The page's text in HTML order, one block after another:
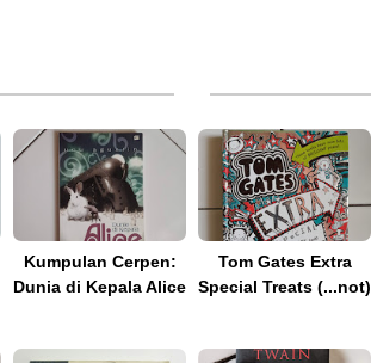
Kumpulan Cerpen:
Dunia di Kepala Alice
Tom Gates Extra
Special Treats (...not)